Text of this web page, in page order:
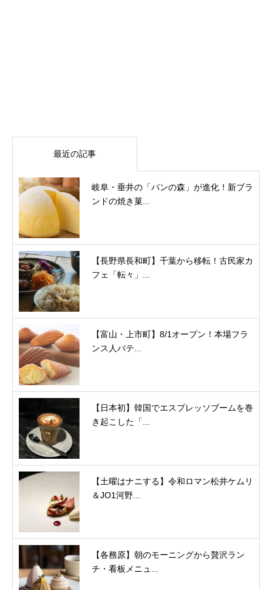
最近の記事
岐阜・垂井の「パンの森」が進化！新ブラ
ンドの焼き菓...
【長野県長和町】千葉から移転！古民家カ
フェ「転々」...
【富山・上市町】8/1オープン！本場フラ
ンス人パテ...
【日本初】韓国でエスプレッソブームを巻
き起こした「...
【土曜はナニする】令和ロマン松井ケムリ
＆JO1河野...
【各務原】朝のモーニングから贅沢ラン
チ・看板メニュ...